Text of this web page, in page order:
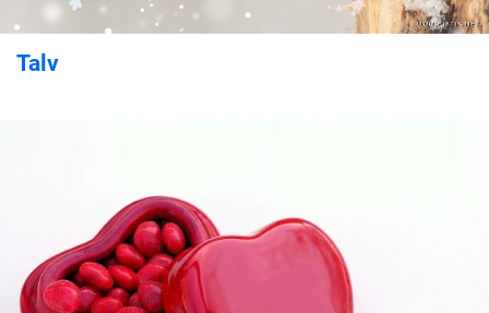
Talv